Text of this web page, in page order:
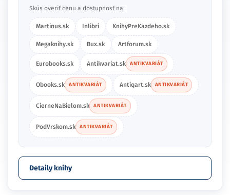
Skús overiť cenu a dostupnosť na:
Martinus.sk Inlibri KnihyPreKazdeho.sk
Megaknihy.sk Bux.sk Artforum.sk
Eurobooks.sk Antikvariat.sk ANTIKVARIÁT
Obooks.sk ANTIKVARIÁT Antiqart.sk ANTIKVARIÁT
CierneNaBielom.sk ANTIKVARIÁT
PodVrskom.sk ANTIKVARIÁT
Detaily knihy